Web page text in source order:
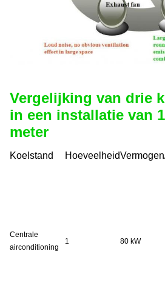
Vergelijking van drie
in een installatie van
meter
Koelstand Hoeveelheid
Centrale
airconditioning
1 80 kW